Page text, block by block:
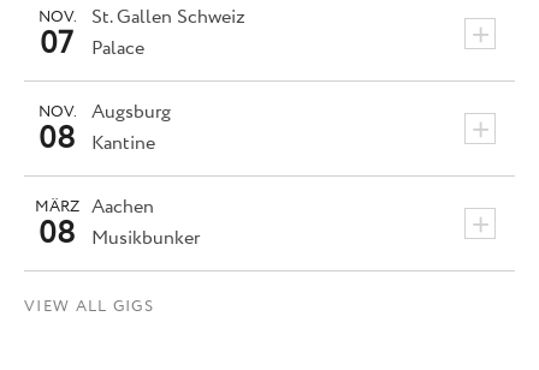
St. Gallen Schweiz +
NOV.
07 Palace
Augsburg +
NOV.
08 Kantine
Aachen +
MÄRZ
08 Musikbunker
VIEW ALL GIGS